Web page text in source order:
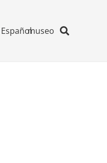
Españolmuseo